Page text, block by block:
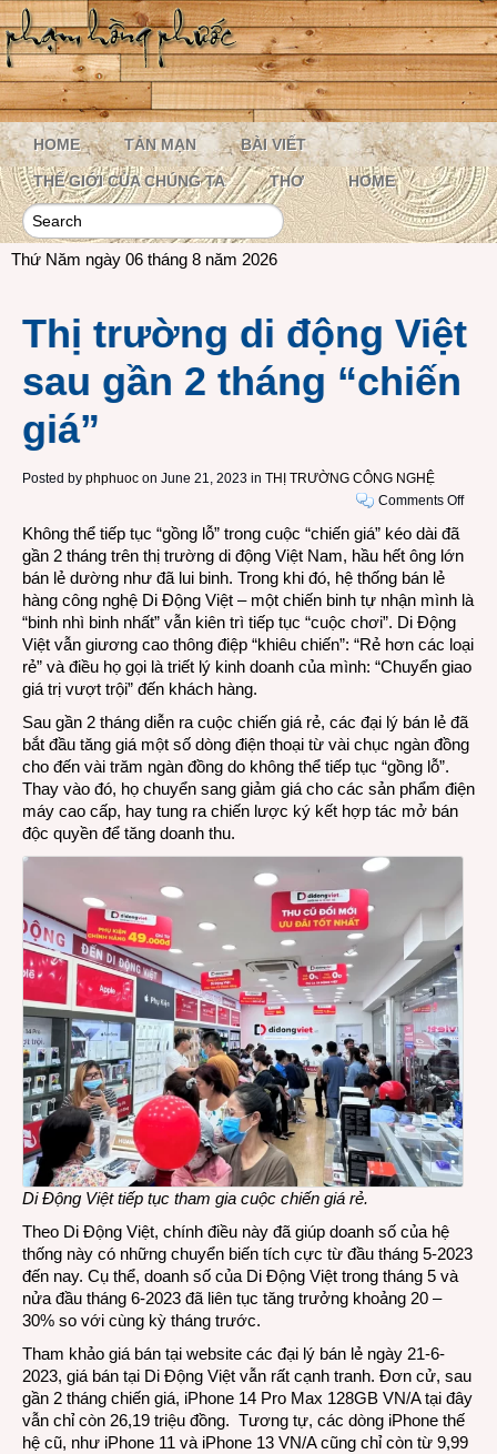
HOME TẢN MẠN BÀI VIẾT
THẾ GIỚI CỦA CHÚNG TA THƠ HOME
Thứ Năm ngày 06 tháng 8 năm 2026
Thị trường di động Việt
sau gần 2 tháng “chiến
giá”
Posted by phphuoc on June 21, 2023 in THỊ TRƯỜNG CÔNG NGHỆ
Comments Offon
di
Việt
gần
2
giá”
Không thể tiếp tục “gồng lỗ” trong cuộc “chiến giá” kéo dài đã
gần 2 tháng trên thị trường di động Việt Nam, hầu hết ông lớn
bán lẻ dường như đã lui binh. Trong khi đó, hệ thống bán lẻ
hàng công nghệ Di Động Việt – một chiến binh tự nhận mình là
“binh nhì binh nhất” vẫn kiên trì tiếp tục “cuộc chơi”. Di Động
Việt vẫn giương cao thông điệp “khiêu chiến”: “Rẻ hơn các loại
rẻ” và điều họ gọi là triết lý kinh doanh của mình: “Chuyển giao
giá trị vượt trội” đến khách hàng.
Sau gần 2 tháng diễn ra cuộc chiến giá rẻ, các đại lý bán lẻ đã
bắt đầu tăng giá một số dòng điện thoại từ vài chục ngàn đồng
cho đến vài trăm ngàn đồng do không thể tiếp tục “gồng lỗ”.
Thay vào đó, họ chuyển sang giảm giá cho các sản phẩm điện
máy cao cấp, hay tung ra chiến lược ký kết hợp tác mở bán
độc quyền để tăng doanh thu.
Di Động Việt tiếp tục tham gia cuộc chiến giá rẻ.
Theo Di Động Việt, chính điều này đã giúp doanh số của hệ
thống này có những chuyển biến tích cực từ đầu tháng 5-2023
đến nay. Cụ thể, doanh số của Di Động Việt trong tháng 5 và
nửa đầu tháng 6-2023 đã liên tục tăng trưởng khoảng 20 –
30% so với cùng kỳ tháng trước.
Tham khảo giá bán tại website các đại lý bán lẻ ngày 21-6-
2023, giá bán tại Di Động Việt vẫn rất cạnh tranh. Đơn cử, sau
gần 2 tháng chiến giá, iPhone 14 Pro Max 128GB VN/A tại đây
vẫn chỉ còn 26,19 triệu đồng. Tương tự, các dòng iPhone thế
hệ cũ, như iPhone 11 và iPhone 13 VN/A cũng chỉ còn từ 9,99